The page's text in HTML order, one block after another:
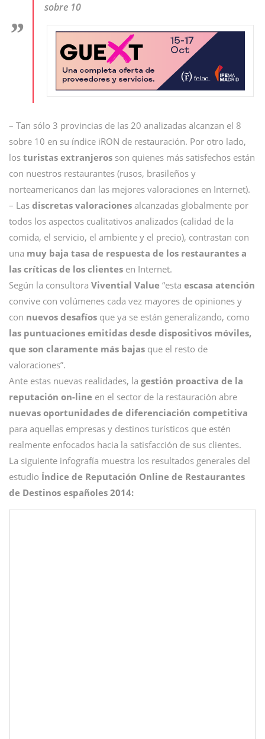
sobre 10
– Tan sólo 3 provincias de las 20 analizadas alcanzan el 8
sobre 10 en su índice iRON de restauración. Por otro lado,
los turistas extranjeros son quienes más satisfechos están
con nuestros restaurantes (rusos, brasileños y
norteamericanos dan las mejores valoraciones en Internet).
– Las discretas valoraciones alcanzadas globalmente por
todos los aspectos cualitativos analizados (calidad de la
comida, el servicio, el ambiente y el precio), contrastan con
una muy baja tasa de respuesta de los restaurantes a
las críticas de los clientes en Internet.
Según la consultora Vivential Value “esta escasa atención
convive con volúmenes cada vez mayores de opiniones y
con nuevos desafíos que ya se están generalizando, como
las puntuaciones emitidas desde dispositivos móviles,
que son claramente más bajas que el resto de
valoraciones”.
Ante estas nuevas realidades, la gestión proactiva de la
reputación on-line en el sector de la restauración abre
nuevas oportunidades de diferenciación competitiva
para aquellas empresas y destinos turísticos que estén
realmente enfocados hacia la satisfacción de sus clientes.
La siguiente infografía muestra los resultados generales del
estudio Índice de Reputación Online de Restaurantes
de Destinos españoles 2014: